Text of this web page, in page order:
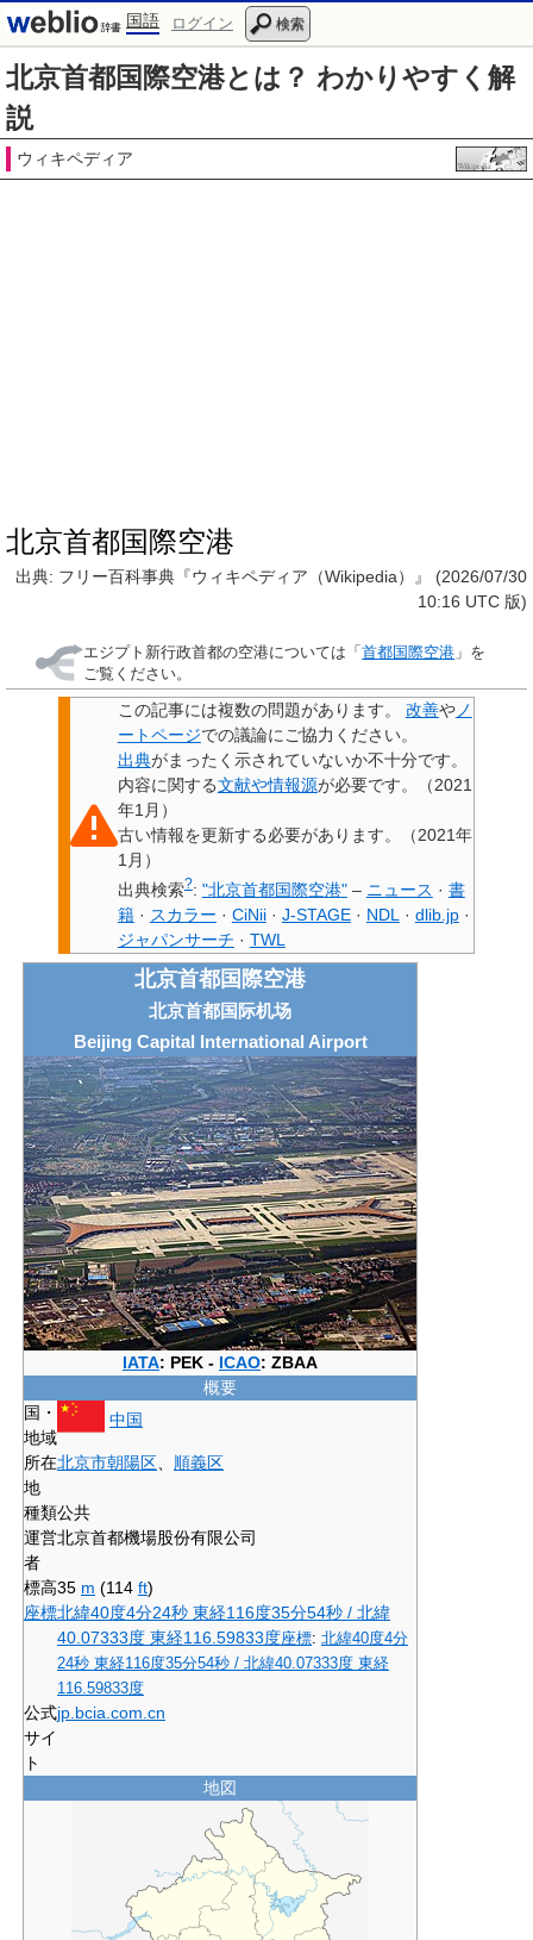
国語 ログイン 検索
北京首都国際空港とは？ わかりやすく解
説
ウィキペディア
北京首都国際空港
出典: フリー百科事典『ウィキペディア（Wikipedia）』 (2026/07/30
10:16 UTC 版)
エジプト新行政首都の空港については「首都国際空港 」を
ご覧ください。
この記事には複数の問題があります。 改善やノ
ートページでの議論にご協力ください。
出典がまったく示されていないか不十分です。
内容に関する文献や情報源が必要です。 （2021
年1月 ）
古い情報を更新する必要があります。 （2021年
1月 ）
出典検索?: "北京首都国際空港" – ニュース · 書
籍 · スカラー · CiNii · J-STAGE · NDL · dlib.jp ·
ジャパンサーチ · TWL
北京首都国際空港
北京首都国际机场
Beijing Capital International Airport
IATA: PEK - ICAO: ZBAA
概要
国・
地域
中国
所在
地
北京市朝陽区 順義区
種類公共
運営
者
北京首都機場股份有限公司
標高35 m (114 ft)
座標北緯40度4分24秒 東経116度35分54秒 / 北緯
40.07333度 東経116.59833度座標: 北緯40度4分
24秒 東経116度35分54秒 / 北緯40.07333度 東経
116.59833度
公式
サイ
ト
jp .bcia .com .cn
地図